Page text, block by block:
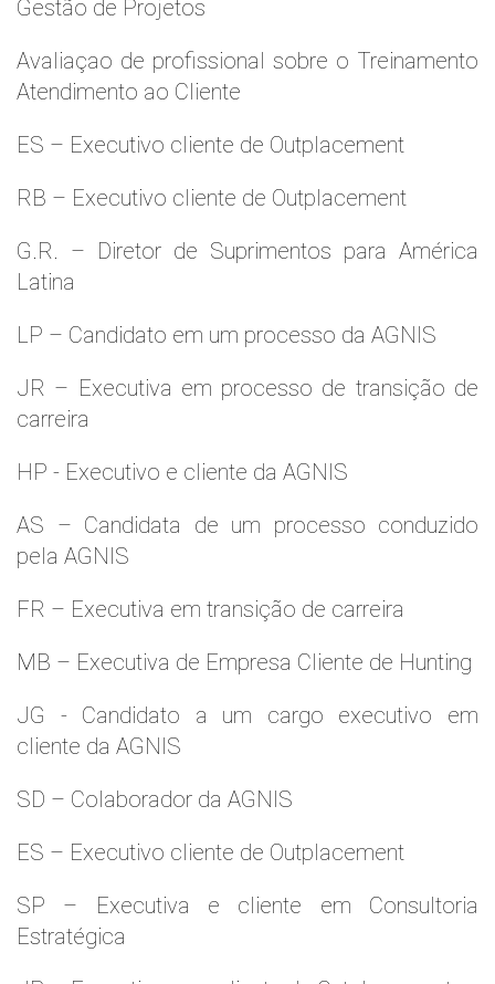
Gestão de Projetos
Avaliaçao de profissional sobre o Treinamento
Atendimento ao Cliente
ES – Executivo cliente de Outplacement
RB – Executivo cliente de Outplacement
G.R. – Diretor de Suprimentos para América
Latina
LP – Candidato em um processo da AGNIS
JR – Executiva em processo de transição de
carreira
HP - Executivo e cliente da AGNIS
AS – Candidata de um processo conduzido
pela AGNIS
FR – Executiva em transição de carreira
MB – Executiva de Empresa Cliente de Hunting
JG - Candidato a um cargo executivo em
cliente da AGNIS
SD – Colaborador da AGNIS
ES – Executivo cliente de Outplacement
SP – Executiva e cliente em Consultoria
Estratégica